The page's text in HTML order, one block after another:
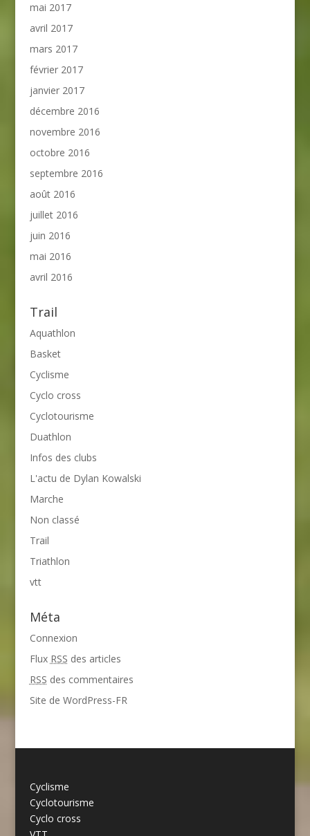
mai 2017
avril 2017
mars 2017
février 2017
janvier 2017
décembre 2016
novembre 2016
octobre 2016
septembre 2016
août 2016
juillet 2016
juin 2016
mai 2016
avril 2016
Trail
Aquathlon
Basket
Cyclisme
Cyclo cross
Cyclotourisme
Duathlon
Infos des clubs
L'actu de Dylan Kowalski
Marche
Non classé
Trail
Triathlon
vtt
Méta
Connexion
Flux RSS des articles
RSS des commentaires
Site de WordPress-FR
Cyclisme
Cyclotourisme
Cyclo cross